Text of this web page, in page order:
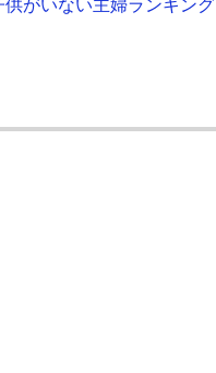
供がいない主婦ランキング